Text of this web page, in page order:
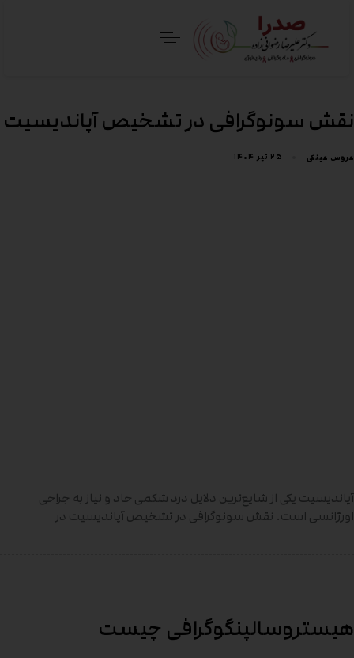
نقش سونوگرافی در تشخیص آپاندیسیت
عروس عینکی ۲۵ تیر ۱۴۰۴
آپاندیسیت یکی از شایع‌ترین دلایل درد شکمی حاد و نیاز به جراحی
اورژانسی است. نقش سونوگرافی در تشخیص آپاندیسیت در
هیستروسالپنگوگرافی چیست